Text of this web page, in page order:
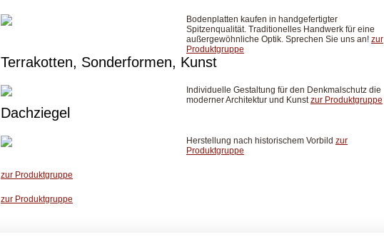
Bodenplatten kaufen in handgefertigter
Spitzenqualität. Traditionelles Handwerk für eine
außergewöhnliche Optik. Sprechen Sie uns an! zur
Produktgruppe
Terrakotten, Sonderformen, Kunst
Individuelle Gestaltung für den Denkmalschutz die
moderner Architektur und Kunstzur Produktgruppe
Dachziegel
Herstellung nach historischem Vorbild zur
Produktgruppe
zur Produktgruppe
zur Produktgruppe